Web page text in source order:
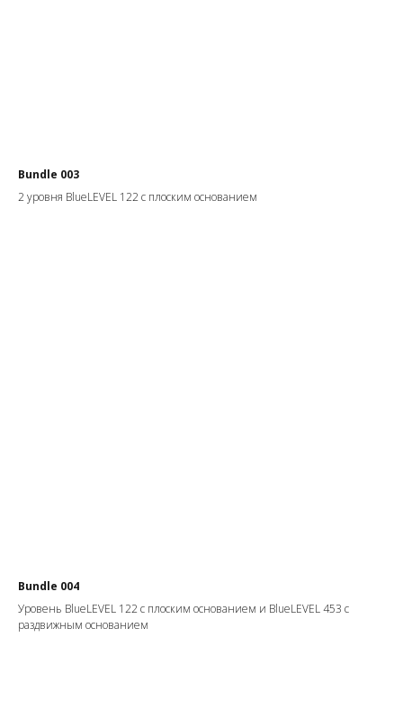
Bundle 003
2 уровня BlueLEVEL 122 с плоским основанием
Bundle 004
Уровень BlueLEVEL 122 с плоским основанием и BlueLEVEL 453 с
раздвижным основанием